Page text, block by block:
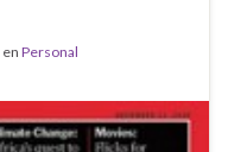
en Personal